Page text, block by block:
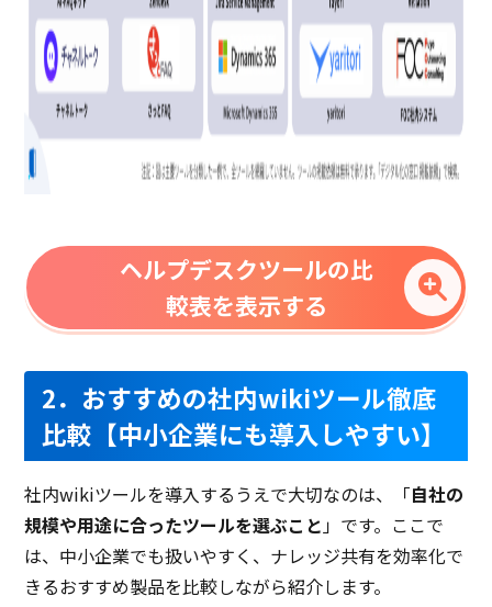
ヘルプデスクツールの比
較表を表示する
2．おすすめの社内wikiツール徹底
比較【中小企業にも導入しやすい】
社内wikiツールを導入するうえで大切なのは、「自社の
規模や用途に合ったツールを選ぶこと」です。ここで
は、中小企業でも扱いやすく、 ナレッジ共有を効率化で
きるおすすめ製品を比較しながら紹介します。